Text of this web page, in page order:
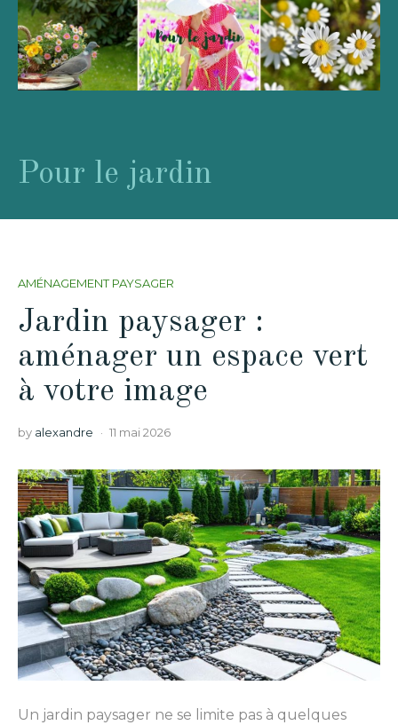
Pour le jardin
AMÉNAGEMENT PAYSAGER
Jardin paysager :
aménager un espace vert
à votre image
by alexandre 11 mai 2026
Un jardin paysager ne se limite pas à quelques